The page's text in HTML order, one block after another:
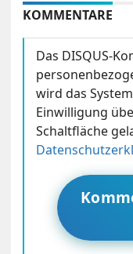
KOMMENTARE
Das DISQUS-
wird das
Einwilligung
Schaltfläche